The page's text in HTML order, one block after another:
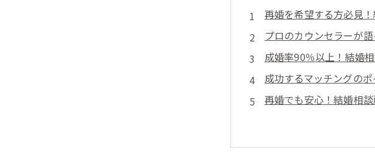
再婚を希望する方必見
プロのカウンセラーが
成婚率90％以上！結婚
成功するマッチングの
再婚でも安心！結婚相